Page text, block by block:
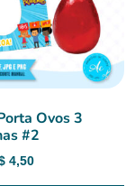
Ovos 3
#2
4,50O